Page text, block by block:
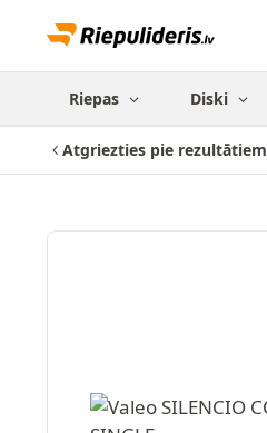
Riepas Diski
Atgriezties pie rezultātiem